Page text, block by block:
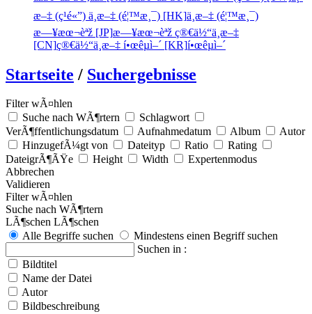
æ–‡ (ç¹é«”) ä¸­æ–‡ (é¦™æ¸¯) [HK]ä¸­æ–‡ (é¦™æ¸¯)
æ—¥æœ¬èªž [JP]æ—¥æœ¬èªž ç®€ä½“ä¸­æ–‡
[CN]ç®€ä½“ä¸­æ–‡ í•œêµ­ì–´ [KR]í•œêµ­ì–´
Startseite / Suchergebnisse
Filter wÃ¤hlen
Suche nach WÃ¶rtern
Schlagwort
VerÃ¶ffentlichungsdatum
Aufnahmedatum Album
Autor
HinzugefÃ¼gt von
Dateityp Ratio
Rating
DateigrÃ¶ÃŸe
Height Width
Expertenmodus
Abbrechen
Validieren
Filter wÃ¤hlen
Suche nach WÃ¶rtern
LÃ¶schen LÃ¶schen
Alle Begriffe suchen
Mindestens einen Begriff suchen
Suchen in :
Bildtitel
Name der Datei
Autor
Bildbeschreibung